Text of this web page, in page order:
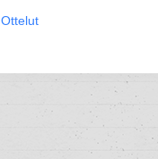
Ottelut